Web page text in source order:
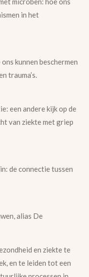
in het
kunnen beschermen
trauma’s.
een andere kijk op de
van ziekte met griep
de connectie tussen
alias De
en ziekte te
en te leiden tot een